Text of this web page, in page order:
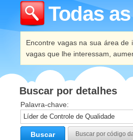
Todas
Encontre vagas na sua área
vagas que lhe interessam,
Buscar por detalhes
Palavra-chave:
Buscar Buscar por código